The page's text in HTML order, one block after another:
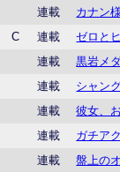
連載 カナン
C 連載 ゼロと
連載 黒岩メ
連載 シャン
連載 彼女、
連載 ガチア
連載 盤上の